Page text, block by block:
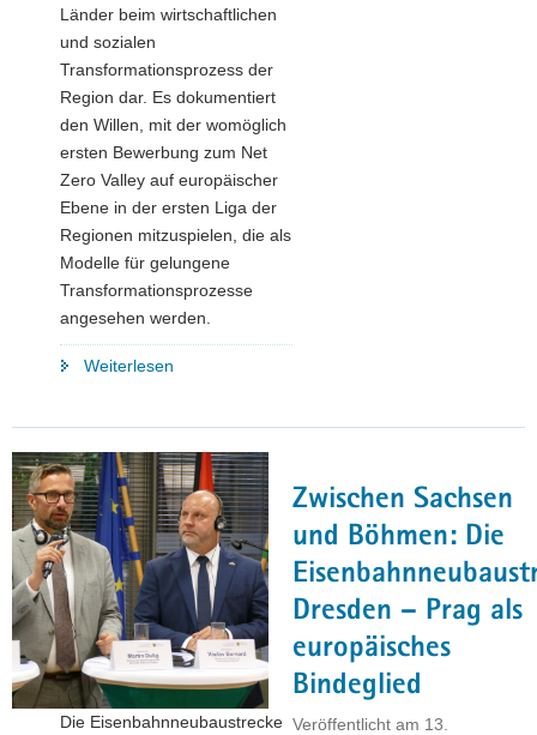
Länder beim wirtschaftlichen
und sozialen
Transformationsprozess der
Region dar. Es dokumentiert
den Willen, mit der womöglich
ersten Bewerbung zum Net
Zero Valley auf europäischer
Ebene in der ersten Liga der
Regionen mitzuspielen, die als
Modelle für gelungene
Transformationsprozesse
angesehen werden.
Weiterlesen
Bewerbung
für
Net
Zero
Valley"
Zwischen Sachsen
und Böhmen: Die
Dresden – Prag als
europäisches
Bindeglied
Veröffentlicht am 13.
Die Eisenbahnneubaustrecke